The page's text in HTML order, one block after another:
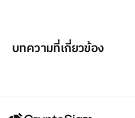
บทความที่เกี่ยวข้อง